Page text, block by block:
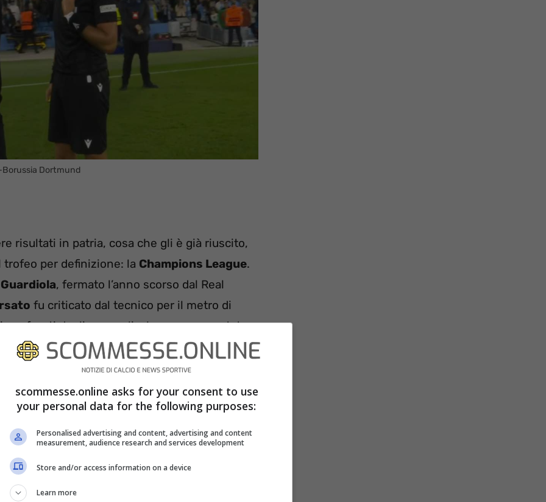
Borussia Dortmund
risultati in patria, cosa che gli è già riuscito,
per definizione: la Champions League.
Guardiola, fermato l’anno scorso dal Real
fu criticato dal tecnico per il metro di
degli spagnoli, che avevano optato
scommesse.online asks for your consent to use
your personal data for the following purposes:
Personalised advertising and content, advertising and content
measurement, audience research and services development
Store and/or access information on a device
Learn more